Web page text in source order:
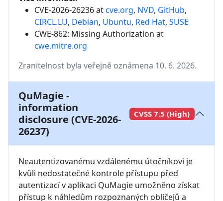
CVE-2026-26236 atcve.org, NVD, GitHub,
CIRCL.LU, Debian, Ubuntu, Red Hat, SUSE
CWE-862: Missing Authorization at
cwe.mitre.org
Zranitelnost byla veřejně oznámena 10. 6. 2026.
QuMagie -
information
disclosure (CVE-2026-
26237)
CVSS 7.5 (High)
Neautentizovanému vzdálenému útočníkovi je
kvůli nedostatečné kontrole přístupu před
autentizací v aplikaci QuMagie umožněno získat
přístup k náhledům rozpoznaných obličejů a